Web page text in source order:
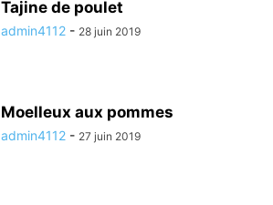
Tajine de poulet
admin4112 - 28 juin 2019
Moelleux aux pommes
admin4112 - 27 juin 2019